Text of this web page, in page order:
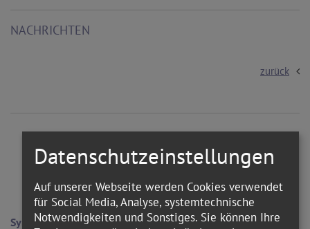
NACHRICHTEN
zurück
Symbole zur Taufe: Taufkerze, Taufkleid, Wasser, Chrisam-Öl
Datenschutzeinstellungen
Auf unserer Webseite werden Cookies verwendet
für Social Media, Analyse, systemtechnische
Notwendigkeiten und Sonstiges. Sie können Ihre